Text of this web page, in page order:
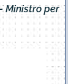
Ministro per